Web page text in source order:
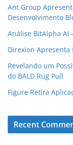
Ant Group
Desenvolvimento
Análise BitAlpha AI
Direxion Apresenta
Revelando um
do BALD Rug Pull
Figure Retira
Recent